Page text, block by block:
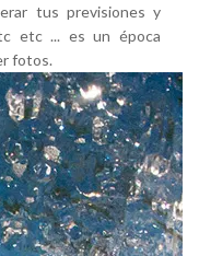
tus previsiones y
etc ... es un época
fotos.